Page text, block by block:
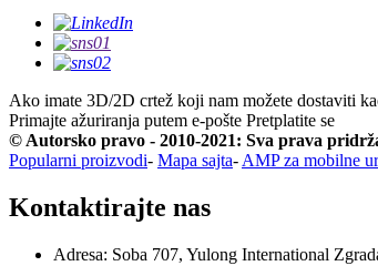
Ako imate 3D/2D crtež koji nam možete dostaviti
Primajte ažuriranja putem e-pošte Pretplatite se
© Autorsko pravo - 2010-2021: Sva prava
Popularni proizvodi- Mapa sajta- AMP za mobilne
Kontaktirajte nas
Adresa: Soba 707, Yulong International